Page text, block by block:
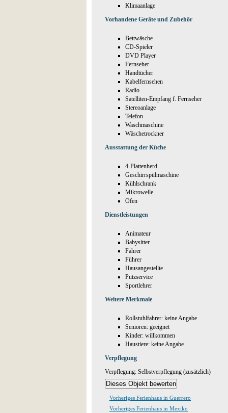
Klimaanlage
Vorhandene Geräte und Zubehör
Bettwäsche
CD-Spieler
DVD Player
Fernseher
Handtücher
Kabelfernsehen
Radio
Satelliten-Empfang f. Fernseher
Stereoanlage
Telefon
Waschmaschine
Wäschetrockner
Ausstattung der Küche
4-Plattenherd
Geschirrspülmaschine
Kühlschrank
Mikrowelle
Ofen
Dienstleistungen
Animateur
Babysitter
Fahrer
Führer
Hausangestellte
Putzservice
Sportlehrer
Weitere Merkmale
Rollstuhlfahrer: keine Angabe
Senioren: geeignet
Kinder: willkommen
Haustiere: keine Angabe
Verpflegung
Verpflegung: Selbstverpflegung (zusätzlich)
Vorheriges Ferienhaus in Guerrero
Vorheriges Ferienhaus in Mexiko